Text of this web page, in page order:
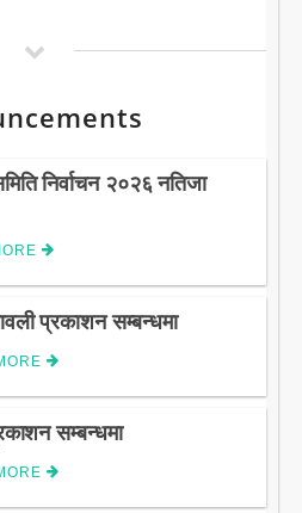
निर्वाचन २०२६ नतिजा
प्रकाशन सम्बन्धमा
सम्बन्धमा